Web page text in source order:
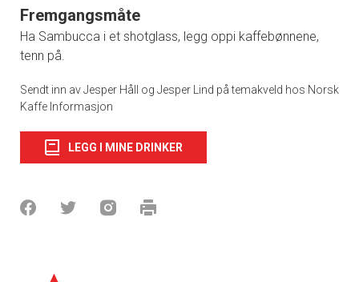
Fremgangsmåte
Ha Sambucca i et shotglass, legg oppi kaffebønnene,
tenn på.
Sendt inn av Jesper Håll og Jesper Lind på temakveld hos Norsk
Kaffe Informasjon
LEGG I MINE DRINKER